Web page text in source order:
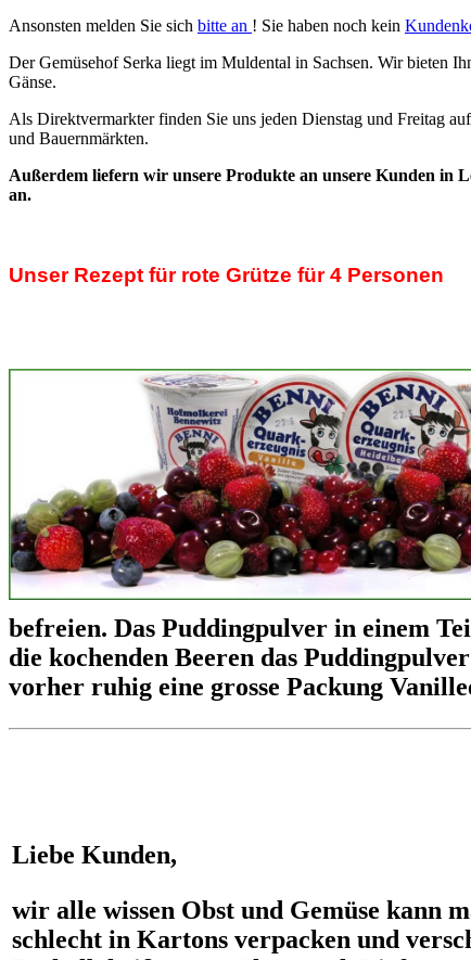
Ansonsten melden Sie sich bitte an ! Sie haben noch kein
Der Gemüsehof Serka liegt im Muldental in Sachsen. Wir bieten
Gänse.
Als Direktvermarkter finden Sie uns jeden Dienstag und Freitag
und Bauernmärkten.
Außerdem liefern wir unsere Produkte an unsere Kunden in
an.
Unser Rezept für rote Grütze für 4 Personen
befreien. Das Puddingpulver in einem
die kochenden Beeren das
vorher ruhig eine grosse Packung
Liebe Kunden,
wir alle wissen Obst und Gemüse kann
schlecht in Kartons verpacken und